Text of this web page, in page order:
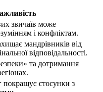
звичаїв може
і конфліктам.
мандрівників від
відповідальності.
та дотримання
покращує стосунки з